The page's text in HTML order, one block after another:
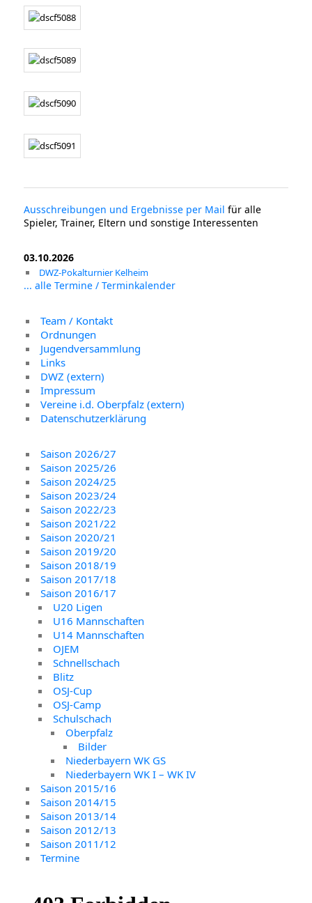
Ausschreibungen und Ergebnisse per Mail für alle
Spieler, Trainer, Eltern und sonstige Interessenten
03.10.2026
DWZ-Pokalturnier Kelheim
... alle Termine / Terminkalender
Team / Kontakt
Ordnungen
Jugendversammlung
Links
DWZ (extern)
Impressum
Vereine i.d. Oberpfalz (extern)
Datenschutzerklärung
Saison 2026/27
Saison 2025/26
Saison 2024/25
Saison 2023/24
Saison 2022/23
Saison 2021/22
Saison 2020/21
Saison 2019/20
Saison 2018/19
Saison 2017/18
Saison 2016/17
U20 Ligen
U16 Mannschaften
U14 Mannschaften
OJEM
Schnellschach
Blitz
OSJ-Cup
OSJ-Camp
Schulschach
Oberpfalz
Bilder
Niederbayern WK GS
Niederbayern WK I – WK IV
Saison 2015/16
Saison 2014/15
Saison 2013/14
Saison 2012/13
Saison 2011/12
Termine